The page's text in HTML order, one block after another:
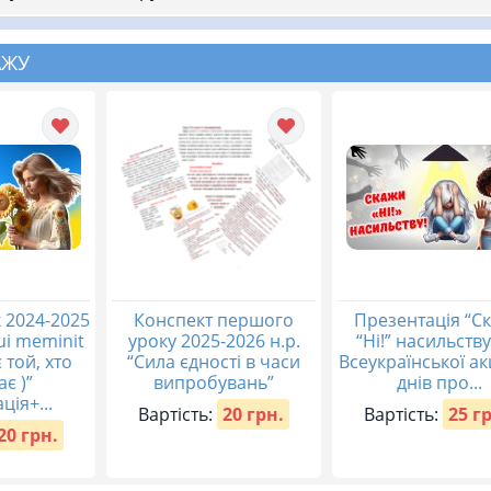
2025
meminit
хто
)”
грн.
Конспект першого
уроку 2025-2026 н.р.
“Сила єдності в часи
випробувань”
Вартість: 20 грн.
Презентація
“Ні!”
Всеукраїнської
днів про...
Вартість: 25